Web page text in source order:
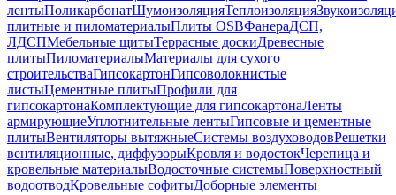
лентыПоликарбонатШумоизоляцияТеплоизоляция
плитные и пиломатериалыПлиты OSBФанераДСП,
ЛДСПМебельные щитыТеррасные доскиДревесные
плитыПиломатериалыМатериалы для сухого
строительстваГипсокартонГипсоволокнистые
листыЦементные плитыПрофили для
гипсокартонаКомплектующие для гипсокартонаЛенты
армирующиеУплотнительные лентыГипсовые и цементные
плитыВентиляторы вытяжныеСистемы воздуховодовРешетки
вентиляционные, диффузорыКровля и водостокЧерепица и
кровельные материалыВодосточные системыПоверхностный
водоотводКровельные софитыДоборные элементы